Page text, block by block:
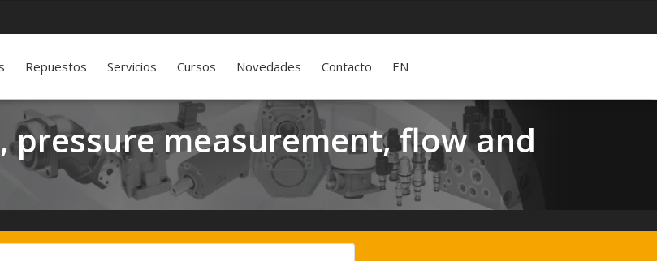
Repuestos Servicios Cursos Novedades Contacto EN
pressure measurement, flow and